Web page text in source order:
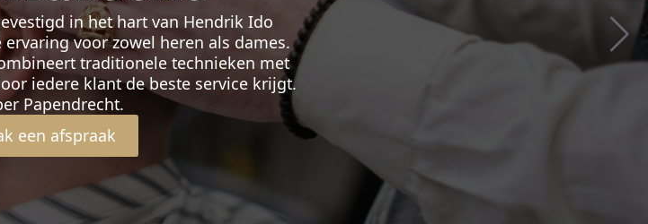
in het hart van Hendrik Ido
voor zowel heren als dames.
traditionele technieken met
iedere klant de beste service krijgt.
Papendrecht.
een afspraak